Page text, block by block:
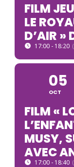
FILM
LE
D’AIR »
17:00 - 18:20
05
OCT
FILM «
MUSY,
AVEC
17:00 - 18:40